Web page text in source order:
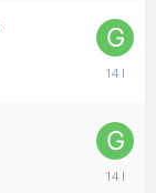
22
22